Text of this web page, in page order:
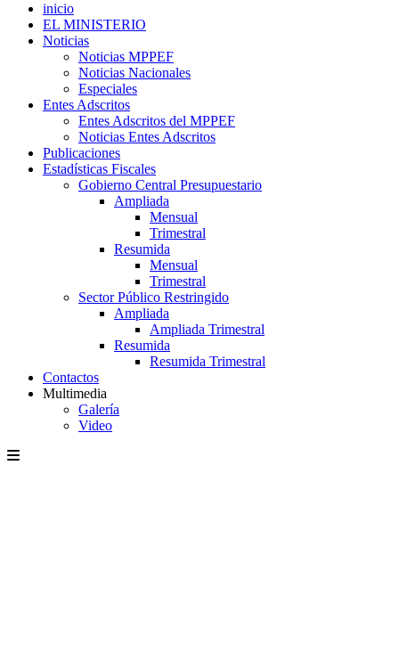
inicio
EL MINISTERIO
Noticias
Noticias MPPEF
Noticias Nacionales
Especiales
Entes Adscritos
Entes Adscritos del MPPEF
Noticias Entes Adscritos
Publicaciones
Estadísticas Fiscales
Gobierno Central Presupuestario
Ampliada
Mensual
Trimestral
Resumida
Mensual
Trimestral
Sector Público Restringido
Ampliada
Ampliada Trimestral
Resumida
Resumida Trimestral
Contactos
Multimedia
Galería
Video